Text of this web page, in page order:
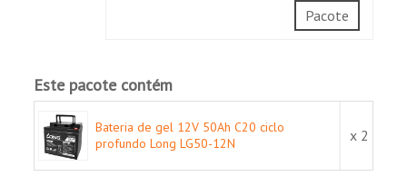
Pacote
Este pacote contém
Bateria de gel 12V 50Ah C20 ciclo
profundo Long LG50-12N
x 2
Cumpre os requisitos de transporte IATA/A67
descarga.
Aplicações: